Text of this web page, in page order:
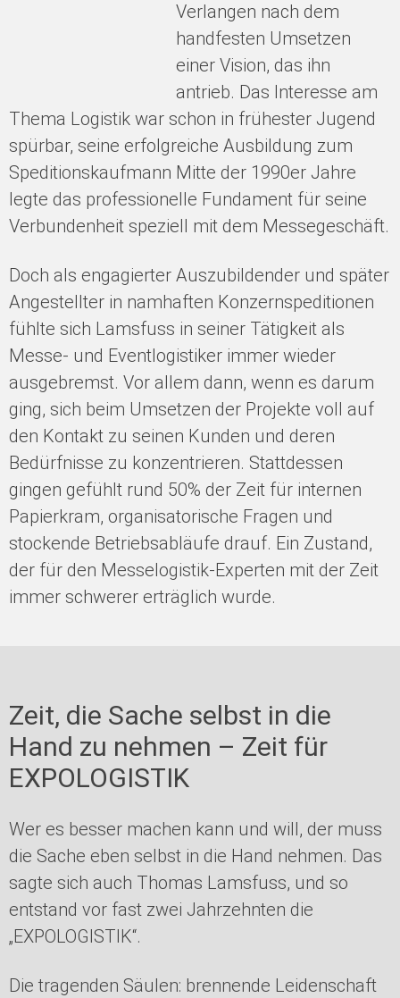
Verlangen nach dem
handfesten Umsetzen
einer Vision, das ihn
antrieb. Das Interesse am
Thema Logistik war schon in frühester Jugend
spürbar, seine erfolgreiche Ausbildung zum
Speditionskaufmann Mitte der 1990er Jahre
legte das professionelle Fundament für seine
Verbundenheit speziell mit dem Messegeschäft.
Doch als engagierter Auszubildender und später
Angestellter in namhaften Konzernspeditionen
fühlte sich Lamsfuss in seiner Tätigkeit als
Messe- und Eventlogistiker immer wieder
ausgebremst. Vor allem dann, wenn es darum
ging, sich beim Umsetzen der Projekte voll auf
den Kontakt zu seinen Kunden und deren
Bedürfnisse zu konzentrieren. Stattdessen
gingen gefühlt rund 50% der Zeit für internen
Papierkram, organisatorische Fragen und
stockende Betriebsabläufe drauf. Ein Zustand,
der für den Messelogistik-Experten mit der Zeit
immer schwerer erträglich wurde.
Zeit, die Sache selbst in die
Hand zu nehmen – Zeit für
EXPOLOGISTIK
Wer es besser machen kann und will, der muss
die Sache eben selbst in die Hand nehmen. Das
sagte sich auch Thomas Lamsfuss, und so
entstand vor fast zwei Jahrzehnten die
„EXPOLOGISTIK“.
Die tragenden Säulen: brennende Leidenschaft